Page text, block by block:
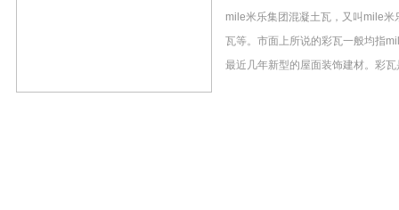
mile米乐集团混凝土瓦，又叫mile米
瓦等。市面上所说的彩瓦一般均指
最近几年新型的屋面装饰建材。彩